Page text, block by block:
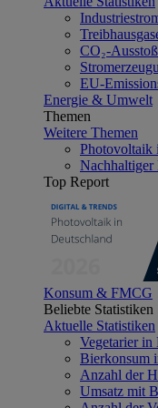
CO₂-
EU-
Energie & Umwelt
Themen
Weitere Themen
Photovoltaik
Nachhaltiger
Top Report
Konsum & FMCG
Beliebte Statistiken
Aktuelle Statistiken
Vegetarier in
Bierkonsum
Anzahl der
Umsatz mit